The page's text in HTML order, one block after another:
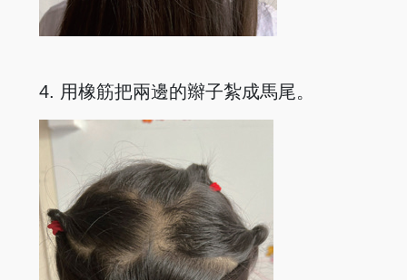
4. 用橡筋把兩邊的辮子紮成馬尾。